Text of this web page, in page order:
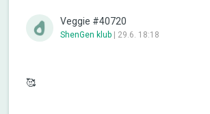
Veggie #40720
ShenGen klub | 29.6. 18:18
🥰